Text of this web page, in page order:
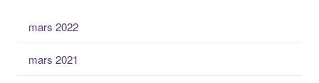
mars 2022
mars 2021